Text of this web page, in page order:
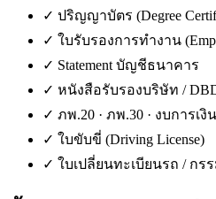
✓ ปริญญาบัตร (Degree
✓ ใบรับรองการทำงาน
✓ Statement บัญชีธนาคาร
✓ หนังสือรับรองบริษัท /
✓ ภพ.20 · ภพ.30 · งบการเงิน
✓ ใบขับขี่ (Driving License)
✓ ใบเปลี่ยนทะเบียนรถ / ก